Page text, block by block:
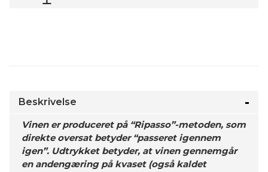
Beskrivelse
Vinen er produceret på “Ripasso”-metoden, som
direkte oversat betyder “passeret igennem
igen”. Udtrykket betyder, at vinen gennemgår
en andengæring på kvaset (også kaldet